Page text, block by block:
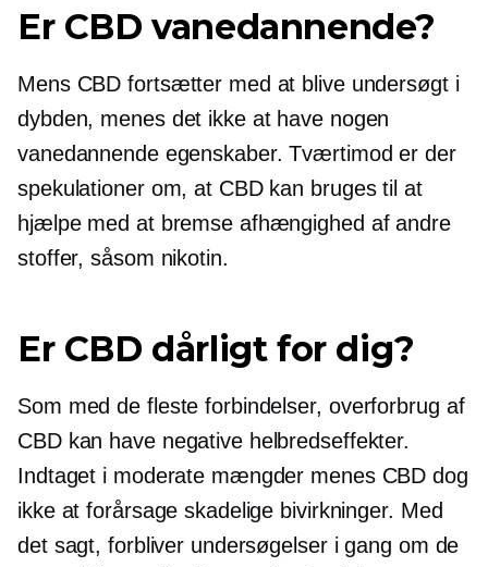
Er CBD vanedannende?
Mens CBD fortsætter med at blive undersøgt i
dybden, menes det ikke at have nogen
vanedannende egenskaber. Tværtimod er der
spekulationer om, at CBD kan bruges til at
hjælpe med at bremse afhængighed af andre
stoffer, såsom nikotin.
Er CBD dårligt for dig?
Som med de fleste forbindelser, overforbrug af
CBD kan have negative helbredseffekter.
Indtaget i moderate mængder menes CBD dog
ikke at forårsage skadelige bivirkninger. Med
det sagt, forbliver undersøgelser i gang om de